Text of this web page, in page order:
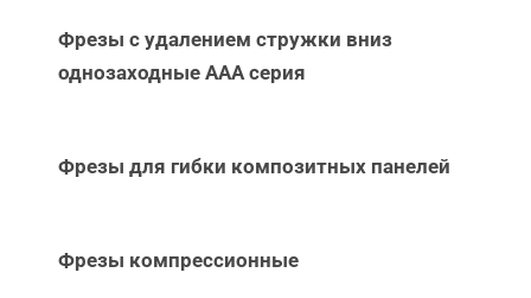
Фрезы с удалением стружки вниз
однозаходные ААА серия
Фрезы для гибки композитных панелей
Фрезы компрессионные